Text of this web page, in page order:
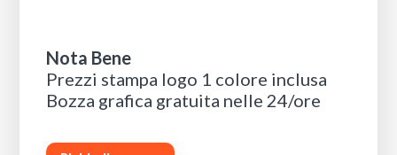
Nota Bene
Prezzi stampa logo 1 colore inclusa
Bozza grafica gratuita nelle 24/ore